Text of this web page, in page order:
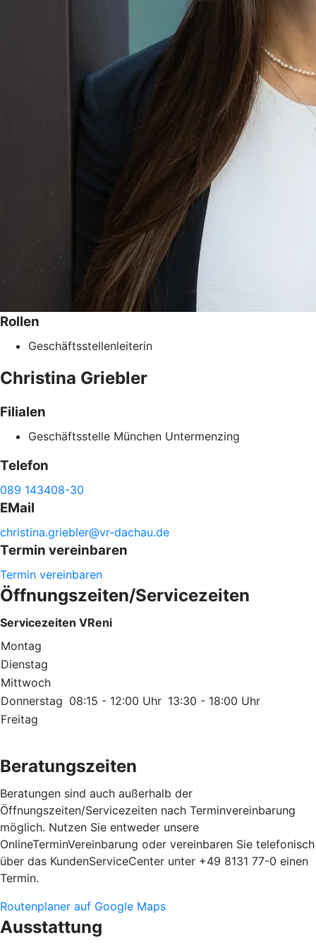
Rollen
Geschäftsstellenleiterin
Christina Griebler
Filialen
Geschäftsstelle München Untermenzing
Telefon
089 143408-30
EMail
christina.griebler@vr-dachau.de
Termin vereinbaren
Termin vereinbaren
Öffnungszeiten/Servicezeiten
Servicezeiten VReni
Montag
Dienstag
Mittwoch
Donnerstag 08:15 - 12:00 Uhr 13:30 - 18:00 Uhr
Freitag
Beratungszeiten
Beratungen sind auch außerhalb der
Öffnungszeiten/Servicezeiten nach Terminvereinbarung
möglich. Nutzen Sie entweder unsere
OnlineTerminVereinbarung oder vereinbaren Sie telefonisch
über das KundenServiceCenter unter +49 8131 77-0 einen
Termin.
Routenplaner auf Google Maps
Ausstattung